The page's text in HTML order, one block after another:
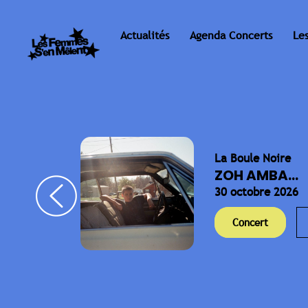
Actualités Agenda Concerts
La Boule Noire
ZOH AMBA...
30 octobre 2026
Concert